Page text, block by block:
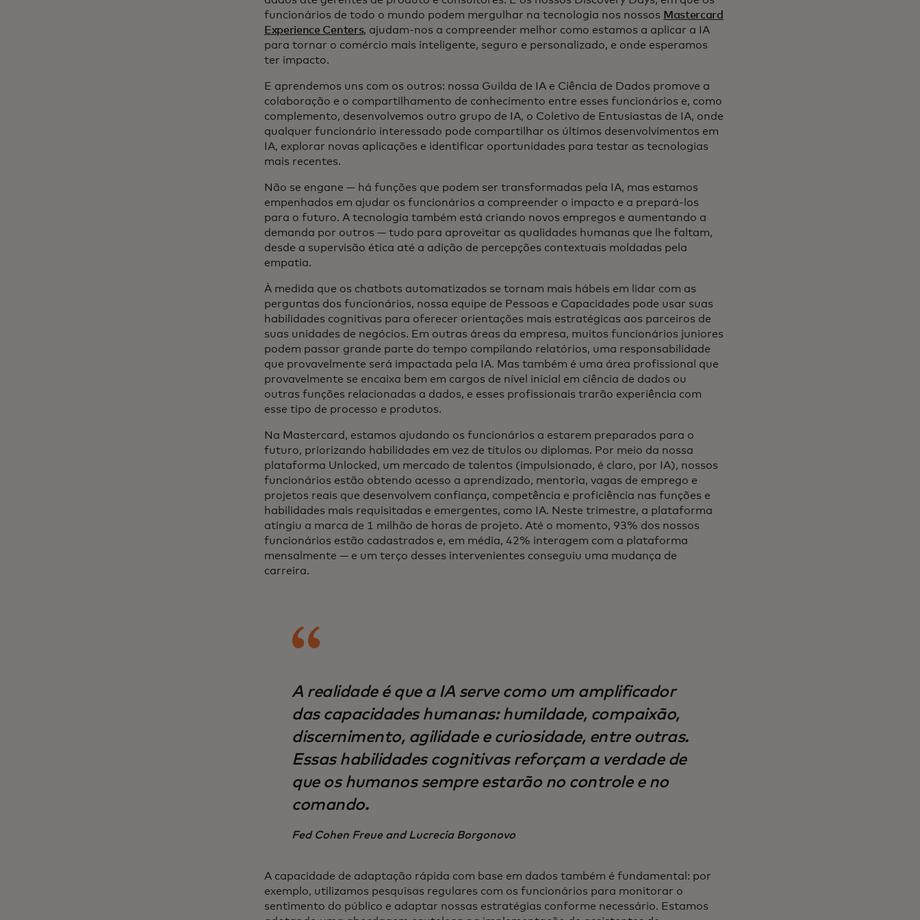
funcionários de todo o mundo podem mergulhar na tecnologia nos nossos Mastercard
Experience Centers, ajudam-nos a compreender melhor como estamos a aplicar a IA
para tornar o comércio mais inteligente, seguro e personalizado, e onde esperamos
ter impacto.
E aprendemos uns com os outros: nossa Guilda de IA e Ciência de Dados promove a
colaboração e o compartilhamento de conhecimento entre esses funcionários e, como
complemento, desenvolvemos outro grupo de IA, o Coletivo de Entusiastas de IA, onde
qualquer funcionário interessado pode compartilhar os últimos desenvolvimentos em
IA, explorar novas aplicações e identificar oportunidades para testar as tecnologias
mais recentes.
Não se engane — há funções que podem ser transformadas pela IA, mas estamos
empenhados em ajudar os funcionários a compreender o impacto e a prepará-los
para o futuro. A tecnologia também está criando novos empregos e aumentando a
demanda por outros — tudo para aproveitar as qualidades humanas que lhe faltam,
desde a supervisão ética até a adição de percepções contextuais moldadas pela
empatia.
À medida que os chatbots automatizados se tornam mais hábeis em lidar com as
perguntas dos funcionários, nossa equipe de Pessoas e Capacidades pode usar suas
habilidades cognitivas para oferecer orientações mais estratégicas aos parceiros de
suas unidades de negócios. Em outras áreas da empresa, muitos funcionários juniores
podem passar grande parte do tempo compilando relatórios, uma responsabilidade
que provavelmente será impactada pela IA. Mas também é uma área profissional que
provavelmente se encaixa bem em cargos de nível inicial em ciência de dados ou
outras funções relacionadas a dados, e esses profissionais trarão experiência com
esse tipo de processo e produtos.
Na Mastercard, estamos ajudando os funcionários a estarem preparados para o
futuro, priorizando habilidades em vez de títulos ou diplomas. Por meio da nossa
plataforma Unlocked, um mercado de talentos (impulsionado, é claro, por IA), nossos
funcionários estão obtendo acesso a aprendizado, mentoria, vagas de emprego e
projetos reais que desenvolvem confiança, competência e proficiência nas funções e
habilidades mais requisitadas e emergentes, como IA. Neste trimestre, a plataforma
atingiu a marca de 1 milhão de horas de projeto. Até o momento, 93% dos nossos
funcionários estão cadastrados e, em média, 42% interagem com a plataforma
mensalmente — e um terço desses intervenientes conseguiu uma mudança de
carreira.
A realidade é que a IA serve como um amplificador
das capacidades humanas: humildade, compaixão,
discernimento, agilidade e curiosidade, entre outras.
Essas habilidades cognitivas reforçam a verdade de
que os humanos sempre estarão no controle e no
comando.
Fed Cohen Freue and Lucrecia Borgonovo
A capacidade de adaptação rápida com base em dados também é fundamental: por
exemplo, utilizamos pesquisas regulares com os funcionários para monitorar o
sentimento do público e adaptar nossas estratégias conforme necessário. Estamos